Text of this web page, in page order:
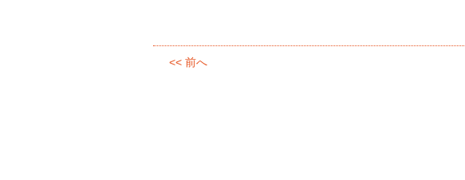
<< 前へ